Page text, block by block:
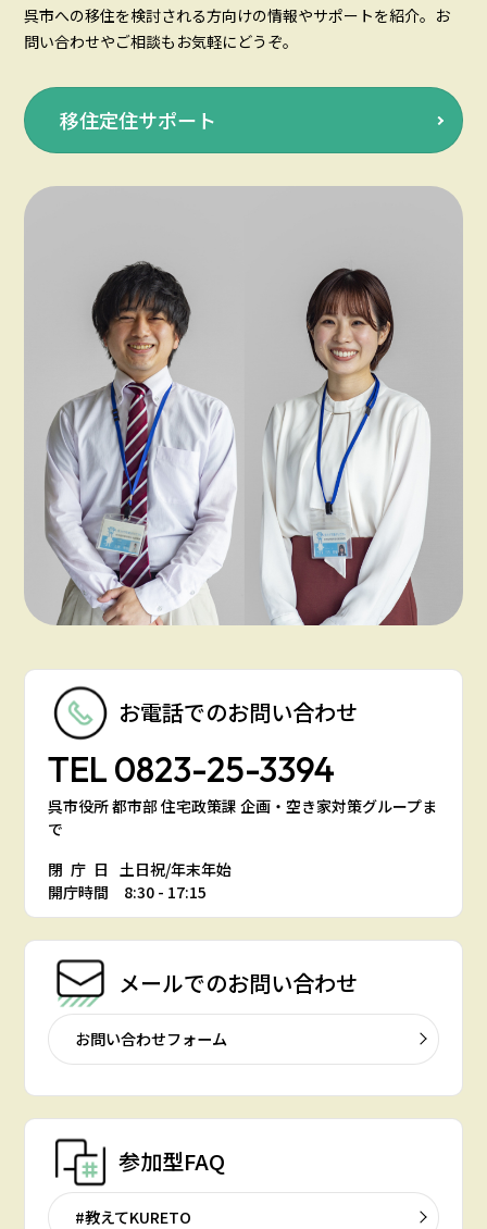
呉市への移住を検討される方向けの情報やサポートを紹介。お
問い合わせやご相談もお気軽にどうぞ。
移住定住サポート
お電話でのお問い合わせ
TEL 0823-25-3394
呉市役所 都市部 住宅政策課 企画・空き家対策グループま
で
閉庁日
土日祝/年末年始
開庁時間 8:30 - 17:15
メールでのお問い合わせ
お問い合わせフォーム
参加型FAQ
#教えてKURETO